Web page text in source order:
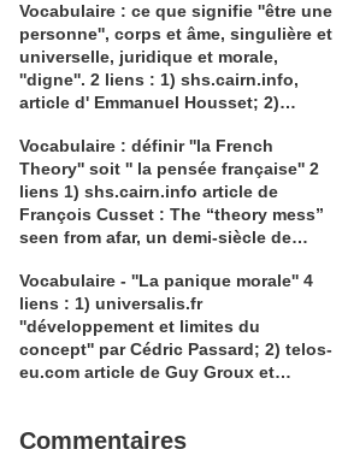
dramaturgie Lola Molina à l’Espace
Saint-Laurent, Pont-à-Mousson 2
liens : 1) lien meec.org; 2)
lemeac.com
Vocabulaire : ce que signifie ''être une
personne'', corps et âme, singulière et
universelle, juridique et morale,
''digne''. 2 liens : 1) shs.cairn.info,
article d' Emmanuel Housset; 2)
Julian Roche
Vocabulaire : définir ''la French
Theory'' soit '' la pensée française'' 2
liens 1) shs.cairn.info article de
François Cusset : The “theory mess”
seen from afar, un demi-siècle de
tracts.gallimard.fr ''La haine de
l'émancipation...'', François Cusset
Vocabulaire - ''La panique morale'' 4
liens : 1) universalis.fr
''développement et limites du
concept'' par Cédric Passard; 2) telos-
eu.com article de Guy Groux et
pour le compte rendu d'Arnaud
Commentaires